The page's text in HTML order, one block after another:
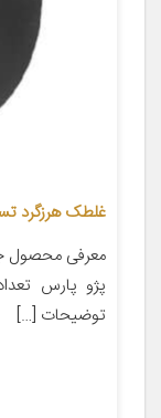
غلطک هرزگرد
توضیحات […]